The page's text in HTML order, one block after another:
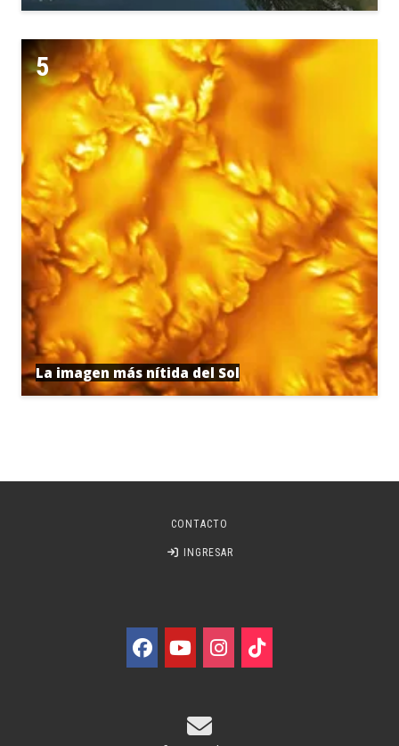
La imagen más nítida del Sol
CONTACTO
INGRESAR